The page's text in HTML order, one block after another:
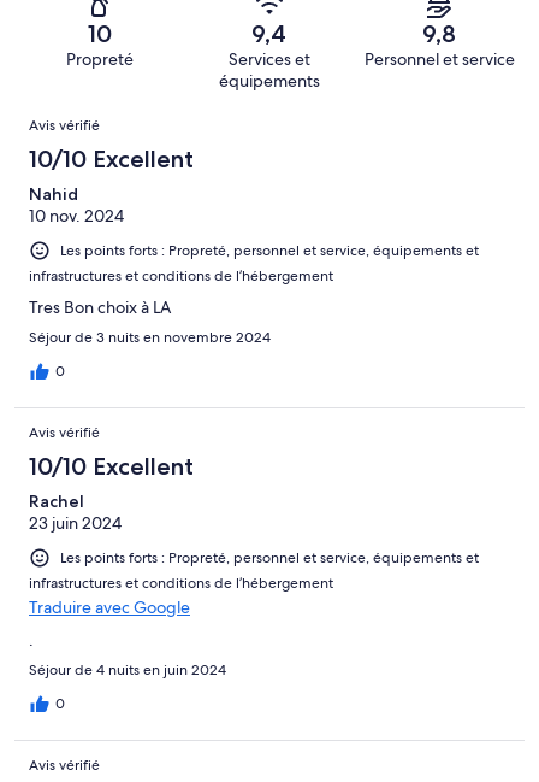
(Médiocre),
d’après 5 avis
sur 668.
(Horrible),
d’après 6 avis
10
Propreté
9,4
Services et
équipements
9,8
Personnel et service
Avis
Avis vérifié
10/10 Excellent
Nahid
10 nov. 2024
Les points forts : Propreté, personnel et service, équipements et
infrastructures et conditions de l’hébergement
Tres Bon choix à LA
Séjour de 3 nuits en novembre 2024
0
Avis vérifié
10/10 Excellent
Rachel
23 juin 2024
Les points forts : Propreté, personnel et service, équipements et
infrastructures et conditions de l’hébergement
Traduire avec Google
.
Séjour de 4 nuits en juin 2024
0
Avis vérifié